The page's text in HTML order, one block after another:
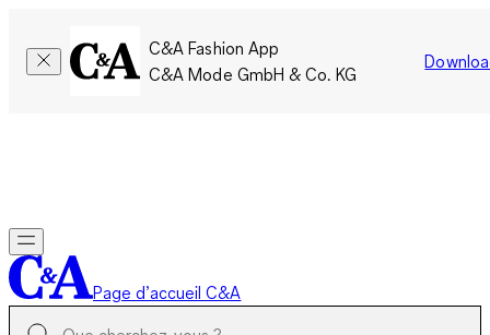
C&A Fashion App
C&A Mode GmbH & Co. KG
Page d’accueil C&A